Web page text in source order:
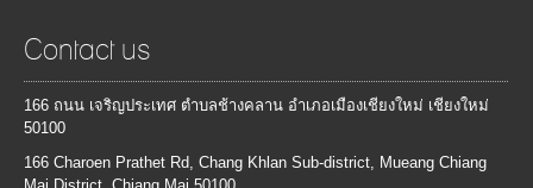
Contact us
166 ถนน เจริญประเทศ ตำบลช้างคลาน อำเภอเมืองเชียงใหม่ เชียงใหม่
50100
166 Charoen Prathet Rd, Chang Khlan Sub-district, Mueang Chiang